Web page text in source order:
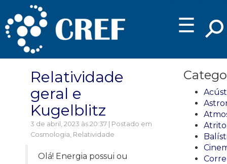
☰
Relatividade
geral e
Kugelblitz
3 de abril, 2023 às 20:37 | Postado em
Cosmologia, Relatividade
Olá! Energia possui ou
Atrito